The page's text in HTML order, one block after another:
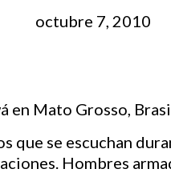
octubre 7, 2010
que se escuchan
Hombres